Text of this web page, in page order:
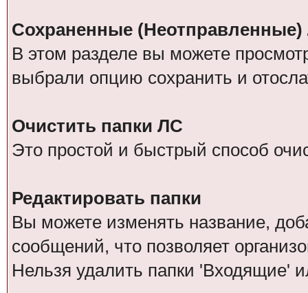
Сохраненные
В этом разделе вы можете
выбрали опцию сохранить и
Очистить папки ЛС
Это простой и быстрый способ
Редактировать папки
Вы можете изменять название,
сообщений, что позволяет
Нельзя удалить папки 'Входящие'